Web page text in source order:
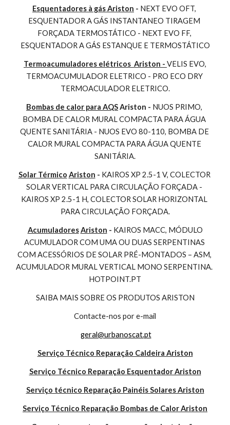
Esquentadores à gás Ariston - NEXT EVO OFT,
ESQUENTADOR A GÁS INSTANTANEO TIRAGEM
FORÇADA TERMOSTÁTICO - NEXT EVO FF,
ESQUENTADOR A GÁS ESTANQUE E TERMOSTÁTICO
Termoacumuladores elétricos  Ariston - VELIS EVO,
TERMOACUMULADOR ELETRICO - PRO ECO DRY
TERMOACULADOR ELETRICO.
Bombas de calor para AQS Ariston - NUOS PRIMO,
BOMBA DE CALOR MURAL COMPACTA PARA ÁGUA
QUENTE SANITÁRIA - NUOS EVO 80-110, BOMBA DE
CALOR MURAL COMPACTA PARA ÁGUA QUENTE
SANITÁRIA.
Solar Térmico Ariston - KAIROS XP 2.5-1 V, COLECTOR
SOLAR VERTICAL PARA CIRCULAÇÃO FORÇADA -
KAIROS XP 2.5-1 H, COLECTOR SOLAR HORIZONTAL
PARA CIRCULAÇÃO FORÇADA.
Acumuladores Ariston - KAIROS MACC, MÓDULO
ACUMULADOR COM UMA OU DUAS SERPENTINAS
COM ACESSÓRIOS DE SOLAR PRÉ-MONTADOS – ASM,
ACUMULADOR MURAL VERTICAL MONO SERPENTINA.
HOTPOINT.PT
SAIBA MAIS SOBRE OS PRODUTOS ARISTON
Contacte-nos por e-mail
geral@urbanoscat.pt
Serviço Técnico Reparação Caldeira Ariston
Serviço Técnico Reparação Esquentador Ariston
Serviço técnico Reparação Painéis Solares Ariston
Serviço Técnico Reparação Bombas de Calor Ariston